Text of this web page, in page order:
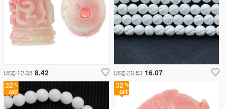
US$ 23.63 16.07
32
US$ 12.38 8.42
32